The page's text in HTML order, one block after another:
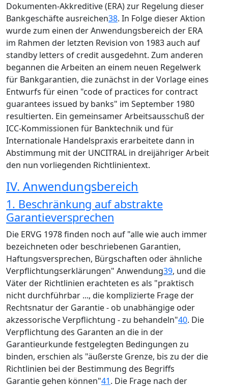
Dokumenten-Akkreditive (ERA) zur Regelung dieser
Bankgeschäfte ausreichen38. In Folge dieser Aktion
wurde zum einen der Anwendungsbereich der ERA
im Rahmen der letzten Revision von 1983 auch auf
standby letters of credit ausgedehnt. Zum anderen
begannen die Arbeiten an einem neuen Regelwerk
für Bankgarantien, die zunächst in der Vorlage eines
Entwurfs für einen "code of practices for contract
guarantees issued by banks" im September 1980
resultierten. Ein gemeinsamer Arbeitsausschuß der
ICC-Kommissionen für Banktechnik und für
Internationale Handelspraxis erarbeitete dann in
Abstimmung mit der UNCITRAL in dreijähriger Arbeit
den nun vorliegenden Richtlinientext.
IV. Anwendungsbereich
1. Beschränkung auf abstrakte
Garantieversprechen
Die ERVG 1978 finden noch auf "alle wie auch immer
bezeichneten oder beschriebenen Garantien,
Haftungsversprechen, Bürgschaften oder ähnliche
Verpflichtungserklärungen" Anwendung39, und die
Väter der Richtlinien erachteten es als "praktisch
nicht durchführbar ..., die komplizierte Frage der
Rechtsnatur der Garantie - ob unabhängige oder
akzessorische Verpflichtung - zu behandeln"40. Die
Verpflichtung des Garanten an die in der
Garantieurkunde festgelegten Bedingungen zu
binden, erschien als "äußerste Grenze, bis zu der die
Richtlinien bei der Bestimmung des Begriffs
Garantie gehen können"41. Die Frage nach der